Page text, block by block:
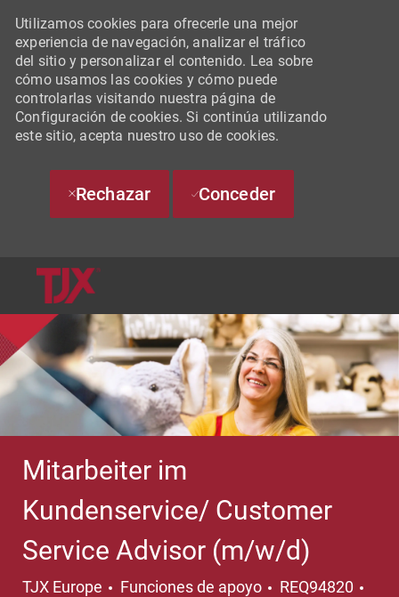
Utilizamos cookies para ofrecerle una mejor
experiencia de navegación, analizar el tráfico
del sitio y personalizar el contenido. Lea sobre
cómo usamos las cookies y cómo puede
controlarlas visitando nuestra página de
Configuración de cookies. Si continúa utilizando
este sitio, acepta nuestro uso de cookies.
Rechazar Conceder
Mitarbeiter im
Kundenservice/ Customer
Service Advisor (m/w/d)
TJX Europe Categoría
Funciones de apoyo REQ94820